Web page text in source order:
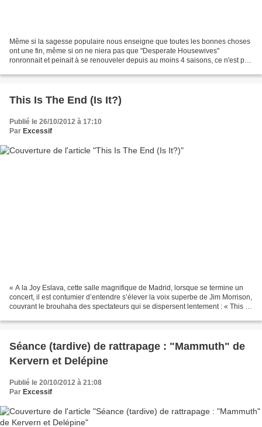
Même si la sagesse populaire nous enseigne que toutes les bonnes choses
ont une fin, même si on ne niera pas que "Desperate Housewives"
ronronnait et peinait à se renouveler depuis au moins 4 saisons, ce n'est pas
This Is The End (Is It?)
Publié le 26/10/2012 à 17:10
Par Excessif
« A la Joy Eslava, cette salle magnifique de Madrid, lorsque se termine un
concert, il est contumier d’entendre s’élever la voix superbe de Jim Morrison,
couvrant le brouhaha des spectateurs qui se dispersent lentement : « This Is
Séance (tardive) de rattrapage : "Mammuth" de
Kervern et Delépine
Publié le 20/10/2012 à 21:08
Par Excessif